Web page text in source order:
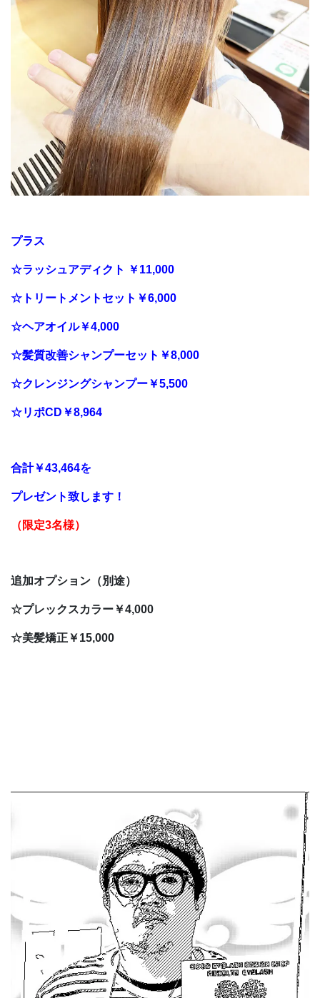
プラス
☆ラッシュアディクト ￥11,000
☆トリートメントセット￥6,000
☆ヘアオイル￥4,000
☆髪質改善シャンプーセット￥8,000
☆クレンジングシャンプー￥5,500
☆リポCD￥8,964
合計￥43,464を
プレゼント致します！
（限定3名様）
追加オプション（別途）
☆プレックスカラー￥4,000
☆美髪矯正￥15,000